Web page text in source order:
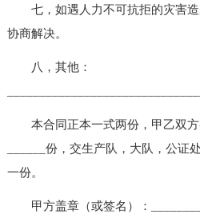
七，如遇人力不可抗拒的灾害造
协商解决。
八，其他：
本合同正本一式两份，甲乙双方
______份，交生产队，大队，公
一份。
甲方盖章（或签名）：